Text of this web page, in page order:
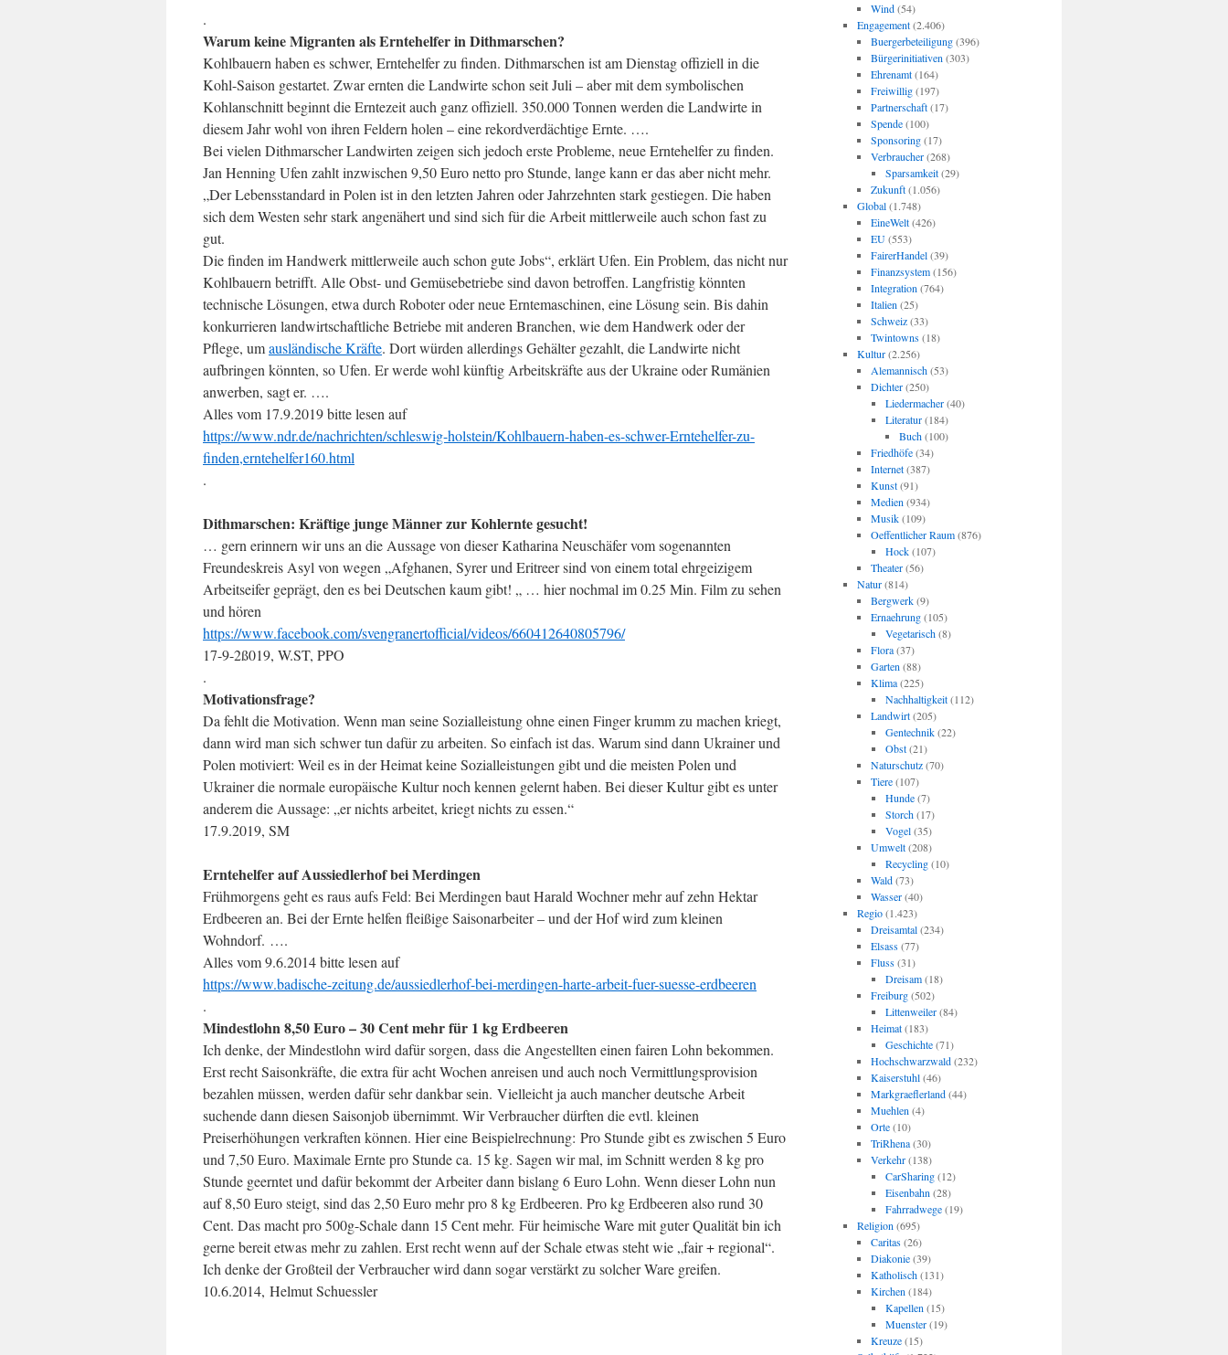
.
Warum keine Migranten als Erntehelfer in Dithmarschen?
Kohlbauern haben es schwer, Erntehelfer zu finden. Dithmarschen ist am Dienstag offiziell in die
Kohl-Saison gestartet. Zwar ernten die Landwirte schon seit Juli – aber mit dem symbolischen
Kohlanschnitt beginnt die Erntezeit auch ganz offiziell. 350.000 Tonnen werden die Landwirte in
diesem Jahr wohl von ihren Feldern holen – eine rekordverdächtige Ernte. ….
Bei vielen Dithmarscher Landwirten zeigen sich jedoch erste Probleme, neue Erntehelfer zu finden.
Jan Henning Ufen zahlt inzwischen 9,50 Euro netto pro Stunde, lange kann er das aber nicht mehr.
„Der Lebensstandard in Polen ist in den letzten Jahren oder Jahrzehnten stark gestiegen. Die haben
sich dem Westen sehr stark angenähert und sind sich für die Arbeit mittlerweile auch schon fast zu
gut.
Die finden im Handwerk mittlerweile auch schon gute Jobs“, erklärt Ufen. Ein Problem, das nicht nur
Kohlbauern betrifft. Alle Obst- und Gemüsebetriebe sind davon betroffen. Langfristig könnten
technische Lösungen, etwa durch Roboter oder neue Erntemaschinen, eine Lösung sein. Bis dahin
konkurrieren landwirtschaftliche Betriebe mit anderen Branchen, wie dem Handwerk oder der
Pflege, umausländische Kräfte. Dort würden allerdings Gehälter gezahlt, die Landwirte nicht
aufbringen könnten, so Ufen. Er werde wohl künftig Arbeitskräfte aus der Ukraine oder Rumänien
anwerben, sagt er. ….
Alles vom 17.9.2019 bitte lesen auf
https://www.ndr.de/nachrichten/schleswig-holstein/Kohlbauern-haben-es-schwer-Erntehelfer-zu-
finden,erntehelfer160.html
.
Dithmarschen: Kräftige junge Männer zur Kohlernte gesucht!
… gern erinnern wir uns an die Aussage von dieser Katharina Neuschäfer vom sogenannten
Freundeskreis Asyl von wegen „Afghanen, Syrer und Eritreer sind von einem total ehrgeizigem
Arbeitseifer geprägt, den es bei Deutschen kaum gibt! „ … hier nochmal im 0.25 Min. Film zu sehen
und hören
https://www.facebook.com/svengranertofficial/videos/660412640805796/
17-9-2ß019, W.ST, PPO
.
Motivationsfrage?
Da fehlt die Motivation. Wenn man seine Sozialleistung ohne einen Finger krumm zu machen kriegt,
dann wird man sich schwer tun dafür zu arbeiten. So einfach ist das. Warum sind dann Ukrainer und
Polen motiviert: Weil es in der Heimat keine Sozialleistungen gibt und die meisten Polen und
Ukrainer die normale europäische Kultur noch kennen gelernt haben. Bei dieser Kultur gibt es unter
anderem die Aussage: „er nichts arbeitet, kriegt nichts zu essen.“
17.9.2019, SM
Erntehelfer auf Aussiedlerhof bei Merdingen
Frühmorgens geht es raus aufs Feld: Bei Merdingen baut Harald Wochner mehr auf zehn Hektar
Erdbeeren an. Bei der Ernte helfen fleißige Saisonarbeiter – und der Hof wird zum kleinen
Wohndorf. ….
Alles vom 9.6.2014 bitte lesen auf
https://www.badische-zeitung.de/aussiedlerhof-bei-merdingen-harte-arbeit-fuer-suesse-erdbeeren
.
Mindestlohn 8,50 Euro – 30 Cent mehr für 1 kg Erdbeeren
Ich denke, der Mindestlohn wird dafür sorgen, dass die Angestellten einen fairen Lohn bekommen.
Erst recht Saisonkräfte, die extra für acht Wochen anreisen und auch noch Vermittlungsprovision
bezahlen müssen, werden dafür sehr dankbar sein. Vielleicht ja auch mancher deutsche Arbeit
suchende dann diesen Saisonjob übernimmt. Wir Verbraucher dürften die evtl. kleinen
Preiserhöhungen verkraften können. Hier eine Beispielrechnung: Pro Stunde gibt es zwischen 5 Euro
und 7,50 Euro. Maximale Ernte pro Stunde ca. 15 kg. Sagen wir mal, im Schnitt werden 8 kg pro
Stunde geerntet und dafür bekommt der Arbeiter dann bislang 6 Euro Lohn. Wenn dieser Lohn nun
auf 8,50 Euro steigt, sind das 2,50 Euro mehr pro 8 kg Erdbeeren. Pro kg Erdbeeren also rund 30
Cent. Das macht pro 500g-Schale dann 15 Cent mehr. Für heimische Ware mit guter Qualität bin ich
gerne bereit etwas mehr zu zahlen. Erst recht wenn auf der Schale etwas steht wie „fair + regional“.
Ich denke der Großteil der Verbraucher wird dann sogar verstärkt zu solcher Ware greifen.
10.6.2014, Helmut Schuessler
Wind(54)
Engagement(2.406)
Buergerbeteiligung(396)
Bürgerinitiativen (303)
Ehrenamt(164)
Freiwillig(197)
Partnerschaft(17)
Spende(100)
Sponsoring(17)
Verbraucher(268)
Sparsamkeit(29)
Zukunft(1.056)
Global(1.748)
EineWelt(426)
EU(553)
FairerHandel(39)
Finanzsystem(156)
Integration (764)
Italien (25)
Schweiz(33)
Twintowns(18)
Kultur(2.256)
Alemannisch(53)
Dichter(250)
Liedermacher(40)
Literatur(184)
Buch(100)
Friedhöfe(34)
Internet(387)
Kunst(91)
Medien (934)
Musik(109)
Oeffentlicher Raum(876)
Hock(107)
Theater(56)
Natur(814)
Bergwerk(9)
Ernaehrung(105)
Vegetarisch(8)
Flora(37)
Garten (88)
Klima(225)
Nachhaltigkeit(112)
Landwirt(205)
Gentechnik(22)
Obst(21)
Naturschutz(70)
Tiere(107)
Hunde(7)
Storch(17)
Vogel(35)
Umwelt(208)
Recycling(10)
Wald(73)
Wasser(40)
Regio(1.423)
Dreisamtal(234)
Elsass(77)
Fluss(31)
Dreisam(18)
Freiburg(502)
Littenweiler(84)
Heimat(183)
Geschichte(71)
Hochschwarzwald(232)
Kaiserstuhl(46)
Markgraeflerland(44)
Muehlen (4)
Orte(10)
TriRhena(30)
Verkehr(138)
CarSharing(12)
Eisenbahn (28)
Fahrradwege(19)
Religion (695)
Caritas(26)
Diakonie(39)
Katholisch(131)
Kirchen (184)
Kapellen (15)
Muenster(19)
Kreuze(15)